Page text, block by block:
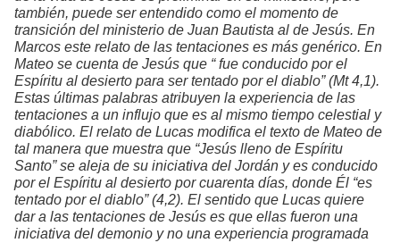
también, puede ser entendido como el momento de
transición del ministerio de Juan Bautista al de Jesús. En
Marcos este relato de las tentaciones es más genérico. En
Mateo se cuenta de Jesús que “ fue conducido por el
Espíritu al desierto para ser tentado por el diablo” (Mt 4,1).
Estas últimas palabras atribuyen la experiencia de las
tentaciones a un influjo que es al mismo tiempo celestial y
diabólico. El relato de Lucas modifica el texto de Mateo de
tal manera que muestra que “Jesús lleno de Espíritu
Santo” se aleja de su iniciativa del Jordán y es conducido
por el Espíritu al desierto por cuarenta días, donde Él “es
tentado por el diablo” (4,2). El sentido que Lucas quiere
dar a las tentaciones de Jesús es que ellas fueron una
iniciativa del demonio y no una experiencia programada